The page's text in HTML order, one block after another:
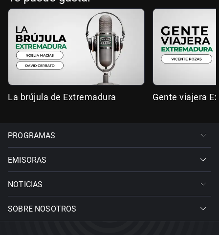
La brújula de Extremadura Gente viajera
PROGRAMAS
EMISORAS
NOTICIAS
SOBRE NOSOTROS